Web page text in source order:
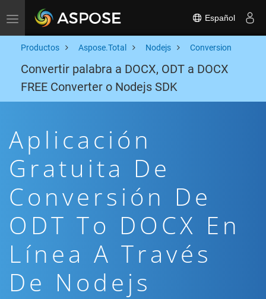
Toggle navigation Español
Productos Aspose.Total Nodejs Conversion
Convertir palabra a DOCX, ODT a DOCX
FREE Converter o Nodejs SDK
Aplicación
Gratuita De
Conversión De
ODT To DOCX En
Línea A Través
De Nodejs